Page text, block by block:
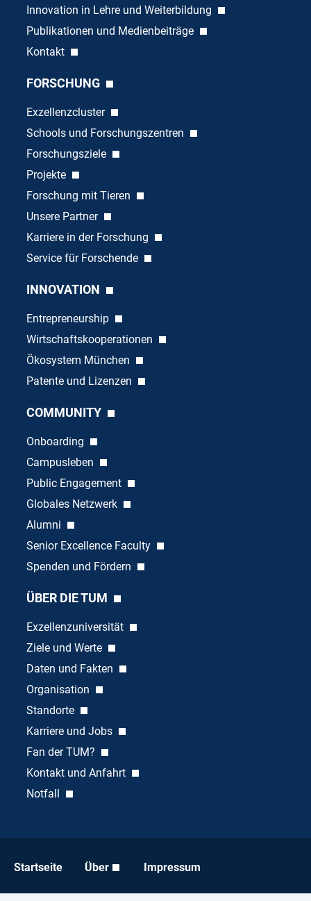
Innovation in Lehre und Weiterbildung
Publikationen und Medienbeiträge
Kontakt
FORSCHUNG
Exzellenzcluster
Schools und Forschungszentren
Forschungsziele
Projekte
Forschung mit Tieren
Unsere Partner
Karriere in der Forschung
Service für Forschende
INNOVATION
Entrepreneurship
Wirtschaftskooperationen
Ökosystem München
Patente und Lizenzen
COMMUNITY
Onboarding
Campusleben
Public Engagement
Globales Netzwerk
Alumni
Senior Excellence Faculty
Spenden und Fördern
ÜBER DIE TUM
Exzellenzuniversität
Ziele und Werte
Daten und Fakten
Organisation
Standorte
Karriere und Jobs
Fan der TUM?
Kontakt und Anfahrt
Notfall
Startseite Über Impressum